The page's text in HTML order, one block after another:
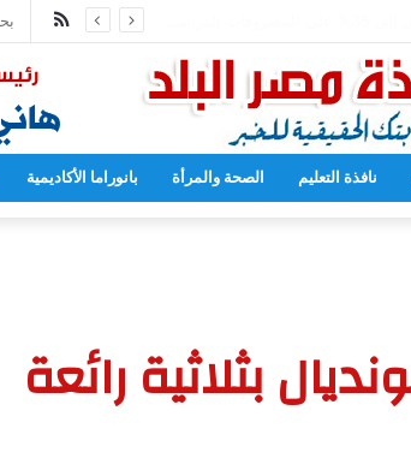
ملخص
الموقع
RSS
نافذة التعليم الصحة والمرأة بانوراما الأكاديمية
بثلاثية رائعة